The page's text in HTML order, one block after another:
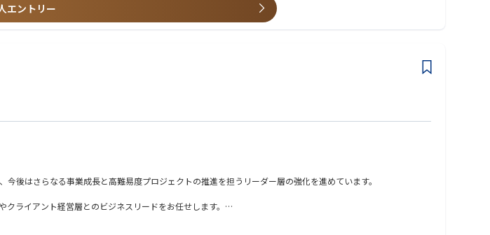
エントリー
後はさらなる事業成長と高難易度プロジェクトの推進を担うリーダー層の強化を進めています。
ライアント経営層とのビジネスリードをお任せします。